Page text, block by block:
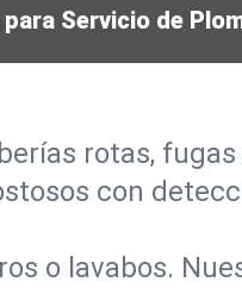
para Servicio de
rotas,
con
o lavabos.